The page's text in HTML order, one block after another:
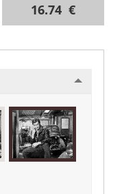
16.74 €